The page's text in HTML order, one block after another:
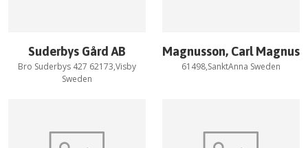
Suderbys Gård AB
Bro Suderbys 427 62173,Visby
Sweden
Magnusson, Carl Magnus
61498,SanktAnna Sweden